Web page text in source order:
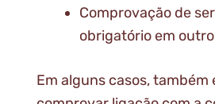
Comprovação de
obrigatório em
Em alguns casos, também